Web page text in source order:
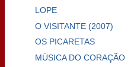
LOPE
O VISITANTE (2007)
OS PICARETAS
MÚSICA DO CORAÇÃO